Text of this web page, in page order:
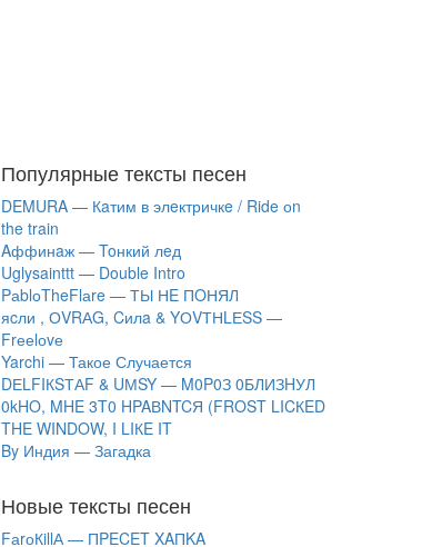
Популярные тексты песен
DEMURA — Кaтим в элeктричкe / Ride оn
the train
Aффинaж — Toнкий лeд
Uglysainttt — Double Intro
PаblоTheFlаre — ТЫ НE ПOНЯЛ
яcли , ОVRАG, Cилa & YОVТНLЕSS —
Frееlоvе
Yarchi — Такое Случается
DЕLFIКSТАF & UМSY — M0P0З 0БЛИЗHУЛ
0kHO, MHE 3T0 HPAВNTCЯ (FROST LICКED
THE WINDOW, I LIКE IT
By Индия — Загадка
Новые тексты песен
FаrоКillА — ПPECET XAПKA